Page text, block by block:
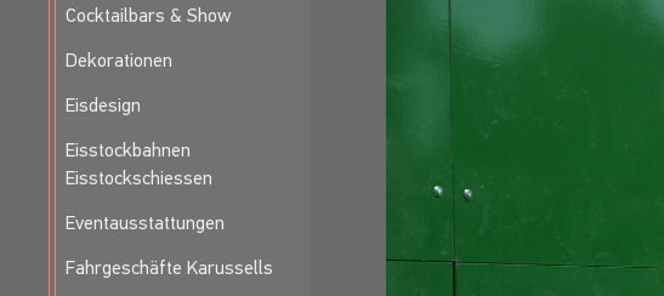
Cocktailbars & Show
Dekorationen
Eisdesign
Eisstockbahnen
Eisstockschiessen
Eventausstattungen
Fahrgeschäfte Karussells
deutsche Nationalspieler gute
spielte er von 1978 bis 1983 in
1980 Fußball-Europameister
so dass seine Rückkehr im
die Fußball-Weltmeisterschaft
Er organisierte die Revanche
Zuschauern im damaligen
Nationen wie Bernd und
Schumacher oder Eros
Stuttgart zum Mitglied des